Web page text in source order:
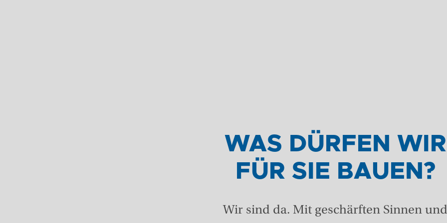
WAS DÜRFEN WIR
FÜR SIE BAUEN?
Wir sind da. Mit geschärften Sinnen und